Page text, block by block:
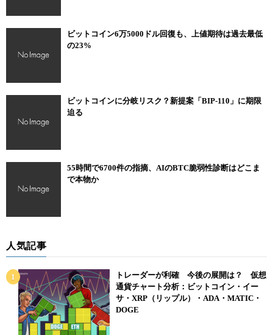
ビットコイン6万5000ドル回復も、上値期待は過去最低
の23%
ビットコインに分岐リスク？新提案「BIP-110」に期限
迫る
55時間で6700件の指摘、AIのBTC脆弱性診断はどこま
で本物か
人気記事
トレーダーが利確 今後の展開は？ 仮想
通貨チャート分析：ビットコイン・イー
サ・XRP（リップル）・ADA・MATIC・
DOGE